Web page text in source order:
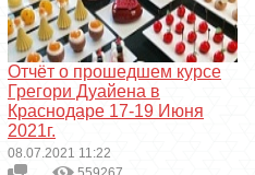
Отчёт о прошедшем курсе
Грегори Дуайена в
Краснодаре 17-19 Июня
2021г.
08.07.2021 11:22